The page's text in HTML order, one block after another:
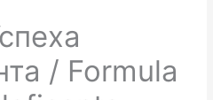
/ Formula